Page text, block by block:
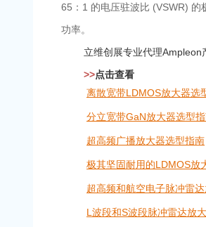
65：1 的电压驻波比 (VSWR) 的
功率。
立维创展专业代理Ampleon
>>点击查看
离散宽带LDMOS放大器选
分立宽带GaN放大器选型
超高频广播放大器选型指南
极其坚固耐用的LDMOS放
超高频和航空电子脉冲雷
L波段和S波段脉冲雷达放